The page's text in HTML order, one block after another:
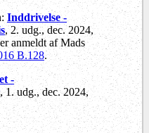
Inddrivelse -
, 2. udg., dec. 2024,
anmeldt af Mads
B.128.
-
, 1. udg., dec. 2024,